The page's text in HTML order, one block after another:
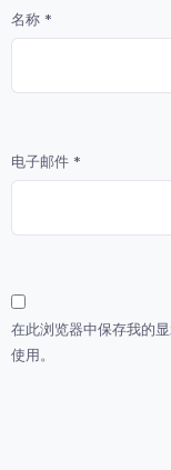
名称 *
电子邮件 *
在此浏览器中保存我的
使用。